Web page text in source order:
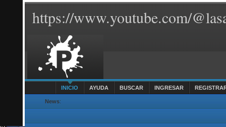
https://www.youtube.com/
INICIO AYUDA BUSCAR INGRESAR
News: